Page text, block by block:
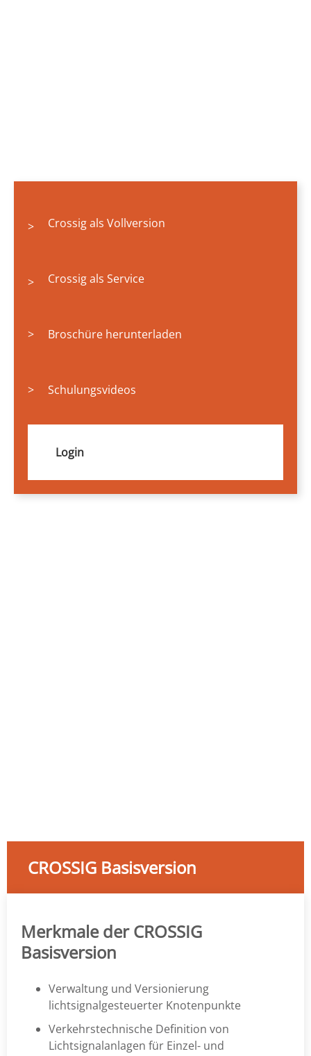
> Crossig als Vollversion
> Crossig als Service
> Broschüre herunterladen
> Schulungsvideos
Login
CROSSIG Basisversion
Merkmale der CROSSIG
Basisversion
Verwaltung und Versionierung
lichtsignalgesteuerter Knotenpunkte
Verkehrstechnische Definition von
Lichtsignalanlagen für Einzel- und